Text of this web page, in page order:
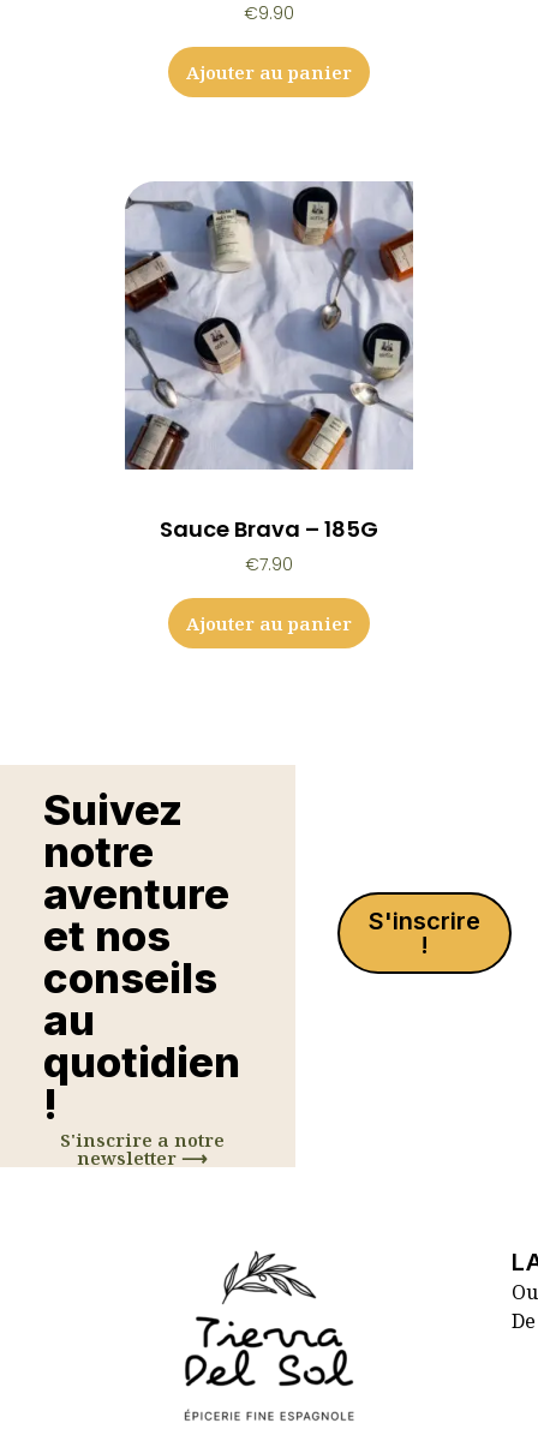
€9.90
Ajouter au panier
Sauce Brava – 185G
€7.90
Ajouter au panier
Suivez
notre
aventure
et nos
conseils
au
quotidien
!
S'inscrire a notre
newsletter ⟶
S'inscrire
!